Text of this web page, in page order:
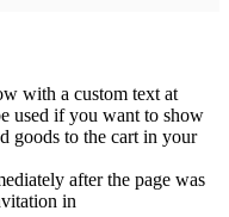
with a custom text at
used if you want to show
goods to the cart in your
after the page was
in